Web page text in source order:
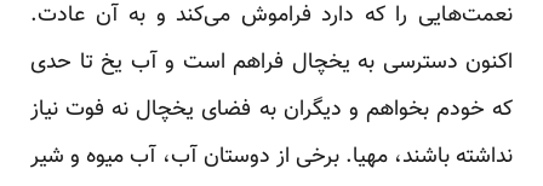
نعمت‌هایی را که دارد فراموش می‌کند و به آن عادت.
اکنون دسترسی به یخچال فراهم است و آب یخ تا حدی
که خودم بخواهم و دیگران به فضای یخچال نه فوت نیاز
نداشته باشند، مهیا. برخی از دوستان آب، آب میوه و شیر